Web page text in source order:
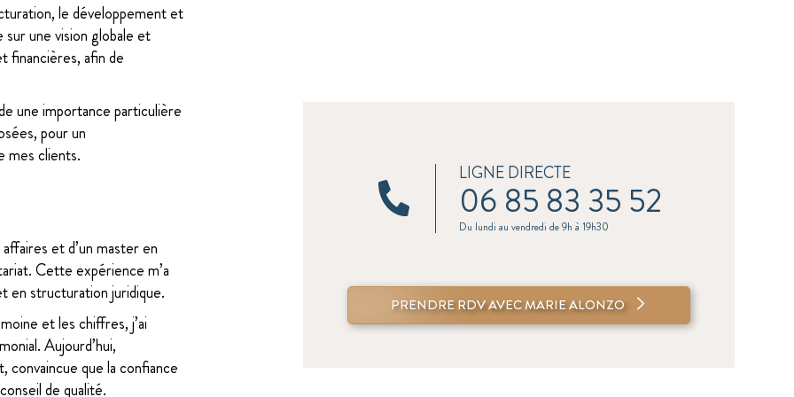
le développement et
une vision globale et
financières, afin de
une importance particulière
pour un
mes clients.
et d’un master en
Cette expérience m’a
en structuration juridique.
et les chiffres, j’ai
Aujourd’hui,
convaincue que la confiance
de qualité.
LIGNE DIRECTE
06 85 83 35 52
Du lundi au vendredi de 9h à 19h30
PRENDRE RDV AVEC MARIE ALONZO